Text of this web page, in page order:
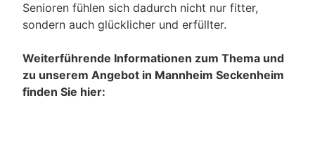
Senioren fühlen sich dadurch nicht nur fitter,
sondern auch glücklicher und erfüllter.
Weiterführende Informationen zum Thema und
zu unserem Angebot in Mannheim Seckenheim
finden Sie hier: